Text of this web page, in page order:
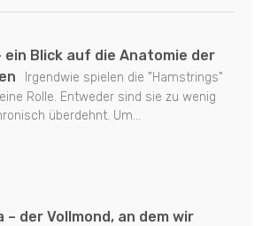
ein Blick auf die Anatomie der
Irgendwie spielen die "Hamstrings"
Rolle. Entweder sind sie zu wenig
überdehnt. Um...
– der Vollmond, an dem wir